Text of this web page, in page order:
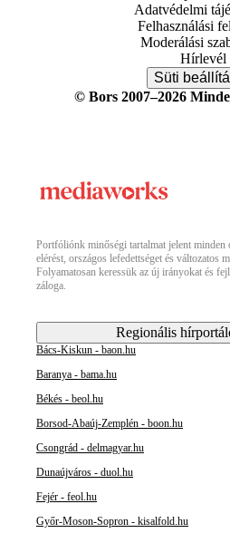
Adatvédelmi
Felhasználási
Moderálási
Hírlevél
Süti
© Bors 2007–2026
Portfóliónk minőségi tartalmat jelent minden
elérést, országos lefedettséget és változatos
Folyamatosan keressük az új irányokat és
záloga.
Regionális
Bács-Kiskun - baon.hu
Baranya - bama.hu
Békés - beol.hu
Borsod-Abaúj-Zemplén - boon.hu
Csongrád - delmagyar.hu
Dunaújváros - duol.hu
Fejér - feol.hu
Győr-Moson-Sopron - kisalfold.hu